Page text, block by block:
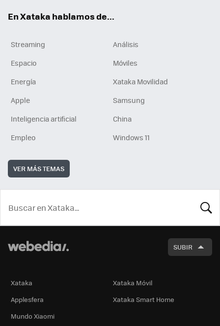
En Xataka hablamos de...
Streaming
Análisis
Espacio
Móviles
Energía
Xataka Movilidad
Apple
Samsung
Inteligencia artificial
China
Empleo
Windows 11
VER MÁS TEMAS
SUBIR
Xataka
Xataka Móvil
Applesfera
Xataka Smart Home
Mundo Xiaomi